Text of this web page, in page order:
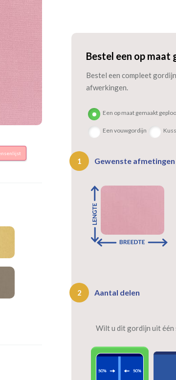
Bestel een op
Bestel een compleet
afwerkingen.
Een op maat gemaakt
Een vouwgordijn
1 Gewenste afmetingen
2 Aantal delen
Wilt u dit gordijn uit één